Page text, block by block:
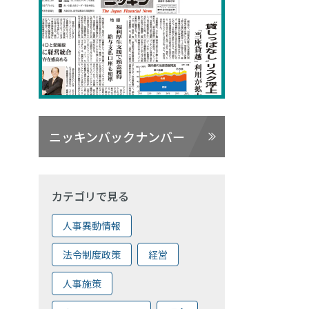
ニッキンバックナンバー
カテゴリで見る
人事異動情報
法令制度政策 経営
人事施策